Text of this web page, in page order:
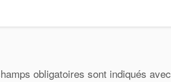
obligatoires sont indiqués avec